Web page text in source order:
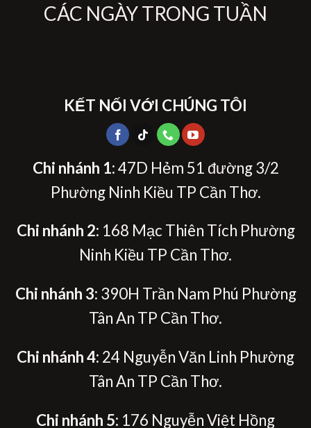
CÁC NGÀY TRONG TUẦN
KẾT NỐI VỚI CHÚNG TÔI
Chi nhánh 1: 47D Hẻm 51 đường 3/2
Phường Ninh Kiều TP Cần Thơ.
Chi nhánh 2: 168 Mạc Thiên Tích Phường
Ninh Kiều TP Cần Thơ.
Chi nhánh 3: 390H Trần Nam Phú Phường
Tân An TP Cần Thơ.
Chi nhánh 4: 24 Nguyễn Văn Linh Phường
Tân An TP Cần Thơ.
Chi nhánh 5: 176 Nguyễn Việt Hồng